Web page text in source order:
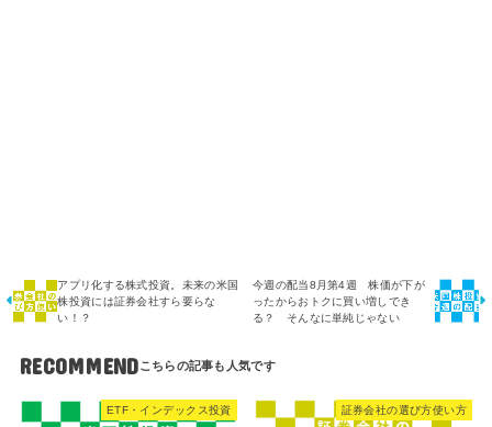
アプリ化する株式投資。未来の米国
株投資には証券会社すら要らな
い！？
今週の配当8月第4週 株価が下が
ったからおトクに買い増しでき
る？ そんなに単純じゃない
RECOMMEND
ETF・インデックス投資 証券会社の選び方使い方